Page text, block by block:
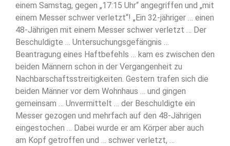
einem Samstag, gegen „17:15 Uhr“ angegriffen und „mit
einem Messer schwer verletzt“! „Ein 32-jähriger … einen
48-Jährigen mit einem Messer schwer verletzt … Der
Beschuldigte … Untersuchungsgefängnis …
Beantragung eines Haftbefehls … kam es zwischen den
beiden Männern schon in der Vergangenheit zu
Nachbarschaftsstreitigkeiten. Gestern trafen sich die
beiden Männer vor dem Wohnhaus … und gingen
gemeinsam … Unvermittelt … der Beschuldigte ein
Messer gezogen und mehrfach auf den 48-Jährigen
eingestochen … Dabei wurde er am Körper aber auch
am Kopf getroffen und … schwer verletzt, …